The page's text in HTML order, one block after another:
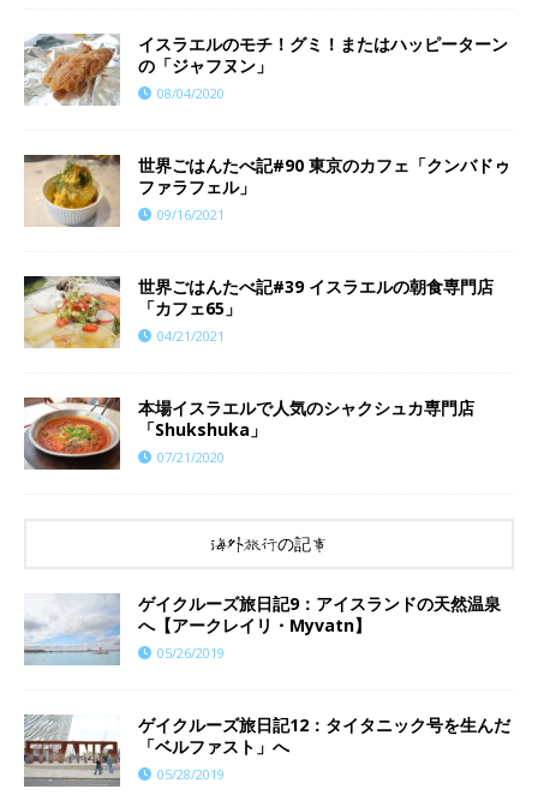
イスラエルのモチ！グミ！またはハッピーターン
の「ジャフヌン」
08/04/2020
世界ごはんたべ記#90 東京のカフェ「クンバドゥ
ファラフェル」
09/16/2021
世界ごはんたべ記#39 イスラエルの朝食専門店
「カフェ65」
04/21/2021
本場イスラエルで人気のシャクシュカ専門店
「Shukshuka」
07/21/2020
海外旅行の記事
ゲイクルーズ旅日記9：アイスランドの天然温泉
へ【アークレイリ・Myvatn】
05/26/2019
ゲイクルーズ旅日記12：タイタニック号を生んだ
「ベルファスト」へ
05/28/2019